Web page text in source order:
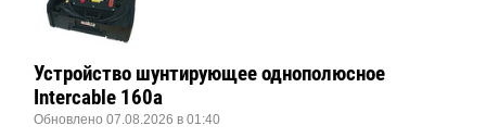
Устройство шунтирующее однополюсное
Intercable 160а
Обновлено 07.08.2026 в 01:40